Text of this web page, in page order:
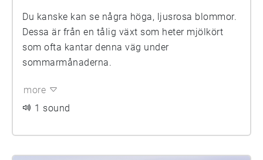
Du kanske kan se några höga, ljusrosa blommor.
Dessa är från en tålig växt som heter mjölkört
som ofta kantar denna väg under
sommarmånaderna.
more
1 sound